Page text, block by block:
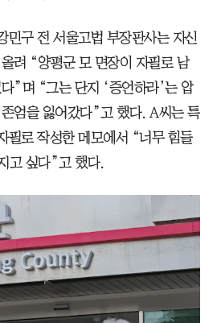
민구 전 서울고법 부장판사는 자신
려 “양평군 모 면장이 자필로 남
”며 “그는 단지 ‘증언하라’는 압
엄을 잃어갔다”고 했다. A씨는 특
필로 작성한 메모에서 “너무 힘들
고 싶다”고 했다.